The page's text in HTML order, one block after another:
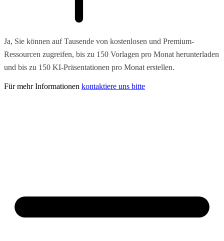
Ja, Sie können auf Tausende von kostenlosen und Premium-
Ressourcen zugreifen, bis zu 150 Vorlagen pro Monat herunterladen
und bis zu 150 KI-Präsentationen pro Monat erstellen.
Für mehr Informationen kontaktiere uns bitte